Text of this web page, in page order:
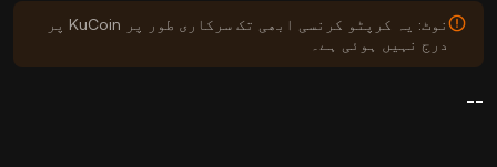
نوٹ: یہ کرپٹو کرنسی ابھی تک سرکاری طور پر KuCoin پر
درج نہیں ہوئی ہے۔
--